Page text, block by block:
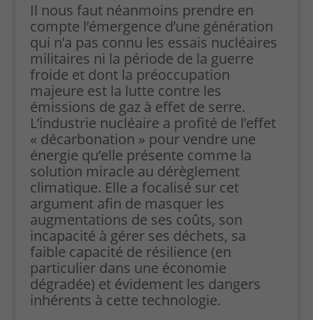
Il nous faut néanmoins prendre en
compte l’émergence d’une génération
qui n’a pas connu les essais nucléaires
militaires ni la période de la guerre
froide et dont la préoccupation
majeure est la lutte contre les
émissions de gaz à effet de serre.
L’industrie nucléaire a profité de l’effet
« décarbonation » pour vendre une
énergie qu’elle présente comme la
solution miracle au dérèglement
climatique. Elle a focalisé sur cet
argument afin de masquer les
augmentations de ses coûts, son
incapacité à gérer ses déchets, sa
faible capacité de résilience (en
particulier dans une économie
dégradée) et évidement les dangers
inhérents à cette technologie.